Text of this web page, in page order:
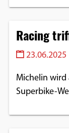
Racing
23.06.2025
Michelin wird
Superbike-